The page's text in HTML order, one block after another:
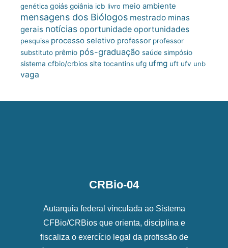
genética goiás goiânia icb livro meio ambiente
mensagens dos Biólogos mestrado minas
gerais notícias oportunidade oportunidades
pesquisa processo seletivo professor professor
substituto prêmio pós-graduação saúde simpósio
sistema cfbio/crbios site tocantins ufg ufmg uft ufv unb
vaga
CRBio-04
Autarquia federal vinculada ao Sistema
CFBio/CRBios que orienta, disciplina e
fiscaliza o exercício legal da profissão de